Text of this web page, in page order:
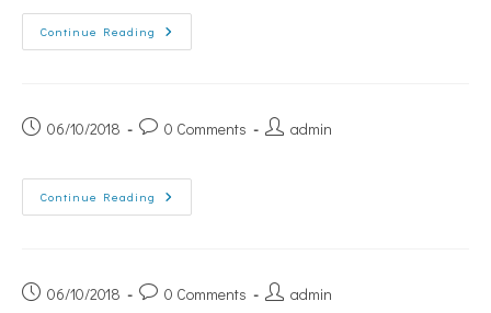
Continue Reading
06/10/2018 0 Comments admin
Continue Reading
06/10/2018 0 Comments admin